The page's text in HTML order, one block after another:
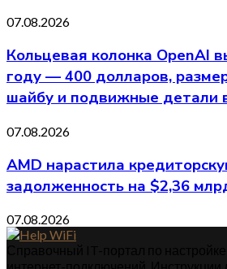
07.08.2026
Кольцевая колонка OpenAI
году — 400 долларов,
шайбу и подвижные детали
07.08.2026
AMD нарастила
задолженность на $2,36
07.08.2026